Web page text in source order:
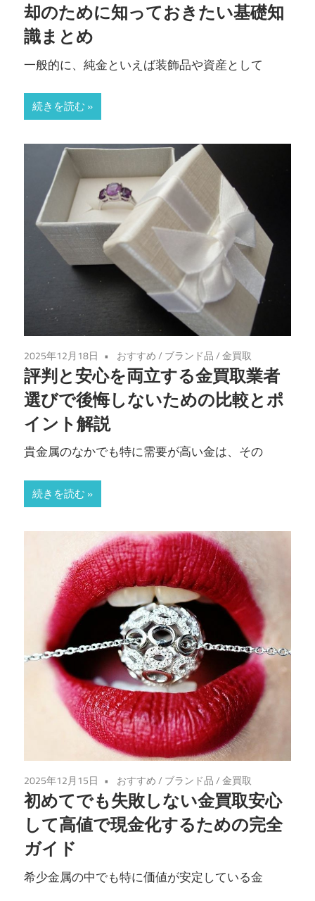
却のために知っておきたい基礎知
識まとめ
一般的に、純金といえば装飾品や資産として
続きを読む
2025年12月18日 おすすめ/ ブランド品/金買取
評判と安心を両立する金買取業者
選びで後悔しないための比較とポ
イント解説
貴金属のなかでも特に需要が高い金は、その
続きを読む
2025年12月15日 おすすめ/ ブランド品/金買取
初めてでも失敗しない金買取安心
して高値で現金化するための完全
ガイド
希少金属の中でも特に価値が安定している金